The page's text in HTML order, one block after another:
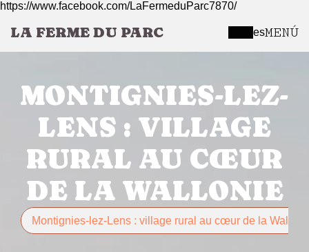
https://www.facebook.com/LaFermeduParc7870/
LA FERME DU PARC esMENÚ
MONTIGNIES-LEZ-
LENS : VILLAGE
RURAL AU CŒUR
DE LA WALLONIE
Montignies-lez-Lens : village rural au cœur de la